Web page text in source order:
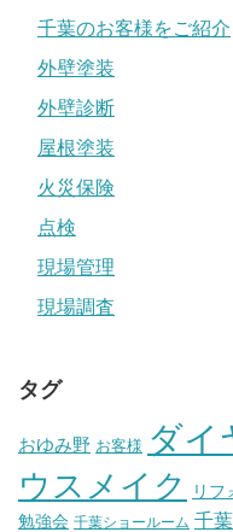
千葉のお客様をご紹介
外壁塗装
外壁診断
屋根塗装
火災保険
点検
現場管理
現場調査
タグ
おゆみ野 お客様 ダイ
ウスメイク
リフ
勉強会 千葉ショールーム 千